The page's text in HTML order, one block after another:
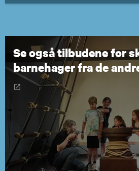
Se også tilbudene for
barnehager fra de